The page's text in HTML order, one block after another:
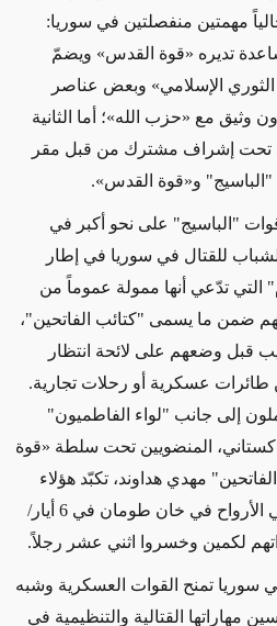
مهمتين منفصلتين في سوريا:
تديره «قوة القدس» ويضمّ
الإسلامي» وبعض عناصر
وثيق مع «حزب الله»؛ أما الثانية
تحت إشراف مشترك من قبل مقر
"الباسيج" و«قوة القدس».
"الباسيج" على نحو أكبر في
للقتال في سوريا في إطار
التي تدّعي أنها ممولة عموماً من
ضمن ما يسمى "كتائب الفاتحين"،
قبل وضعهم على لائحة انتظار
طائرات عسكرية أو رحلات تجارية.
إلى جانب "لواء الفاطميون"
المنضويين تحت سلطة «قوة
مهدي هداوند، تكبّد هؤلاء
المتطوعون الخسائر الأكبر في الأرواح في خان طومان في 6 أيار/
سوريا تمنح القوات العسكرية وشبه
مهاراتها القتالية والتنظيمية في